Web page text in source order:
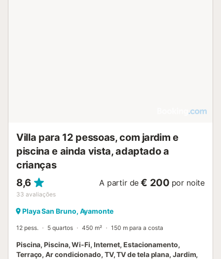
Villa para 12 pessoas, com jardim e
piscina e ainda vista, adaptado a
crianças
8,6
33 avaliações
A partir de € 200 por noite
Playa San Bruno, Ayamonte
12 pess. 5 quartos 450 m² 150 m para a costa
Piscina, Piscina, Wi-Fi, Internet, Estacionamento,
Terraço, Ar condicionado, TV, TV de tela plana, Jardim,